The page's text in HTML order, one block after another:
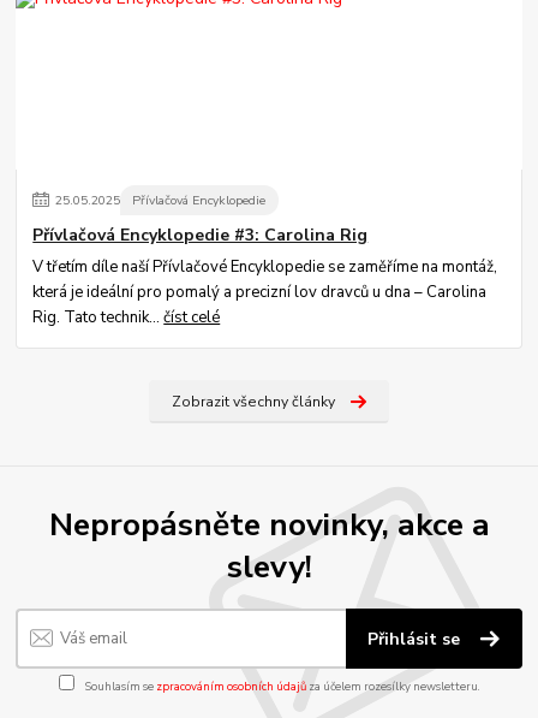
25.05.2025 Přívlačová Encyklopedie
Přívlačová Encyklopedie #3: Carolina Rig
V třetím díle naší Přívlačové Encyklopedie se zaměříme na montáž,
která je ideální pro pomalý a precizní lov dravců u dna – Carolina
Rig. Tato technik...číst celé
Zobrazit všechny články
Nepropásněte novinky, akce a
slevy!
Přihlásit se
Souhlasím se zpracováním osobních údajůza účelem rozesílky newsletteru.